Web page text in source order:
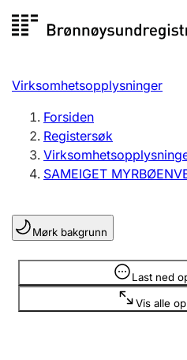
til
Registersøk
Aksjeselskap
Enkeltpersonforetak
Registrere, endre, slette
Lag og forening
Registrere, endre, slette
Virksomhetsopplysninger
Forsiden
Registersøk
SAMEIGET
Mørk bakgrunn
Last ned
Vis alle
Opplysninger er skjult